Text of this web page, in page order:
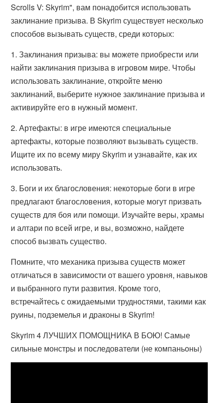
Scrolls V: Skyrim", вам понадобится использовать
заклинание призыва. В Skyrim существует несколько
способов вызывать существ, среди которых:
1. Заклинания призыва: вы можете приобрести или
найти заклинания призыва в игровом мире. Чтобы
использовать заклинание, откройте меню
заклинаний, выберите нужное заклинание призыва и
активируйте его в нужный момент.
2. Артефакты: в игре имеются специальные
артефакты, которые позволяют вызывать существ.
Ищите их по всему миру Skyrim и узнавайте, как их
использовать.
3. Боги и их благословения: некоторые боги в игре
предлагают благословения, которые могут призвать
существ для боя или помощи. Изучайте веры, храмы
и алтари по всей игре, и вы, возможно, найдете
способ вызвать существо.
Помните, что механика призыва существ может
отличаться в зависимости от вашего уровня, навыков
и выбранного пути развития. Кроме того,
встречайтесь с ожидаемыми трудностями, такими как
руины, подземелья и драконы в Skyrim!
Skyrim 4 ЛУЧШИХ ПОМОЩНИКА В БОЮ! Самые
сильные монстры и последователи (не компаньоны)